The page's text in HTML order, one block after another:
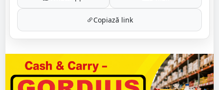
Copiază link